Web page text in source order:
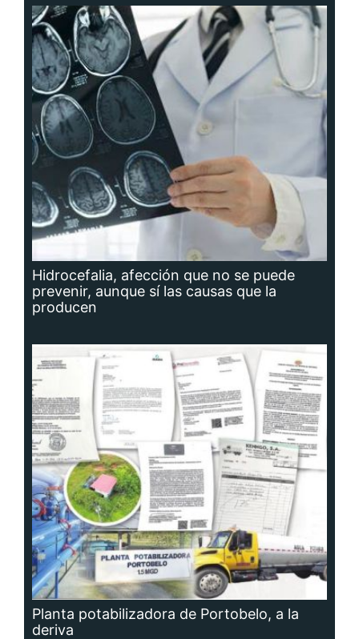
Hidrocefalia, afección que no se puede
prevenir, aunque sí las causas que la
producen
Planta potabilizadora de Portobelo, a la
deriva